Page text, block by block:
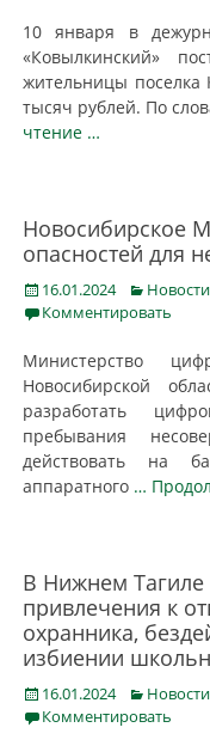
10 января в
«Ковылкинский»
жительницы
тысяч рублей. По
чтение …
Новосибирское
опасностей для
Posted
on
16.01.2024 Categories
Комментировать
Министерство
Новосибирской
разработать
пребывания
действовать на
аппаратного …
В Нижнем Тагиле
привлечения к
охранника,
избиении
Posted
on
16.01.2024 Categories
Комментировать